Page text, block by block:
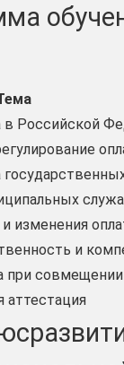
в Российской
изменения
и
при
аттестация